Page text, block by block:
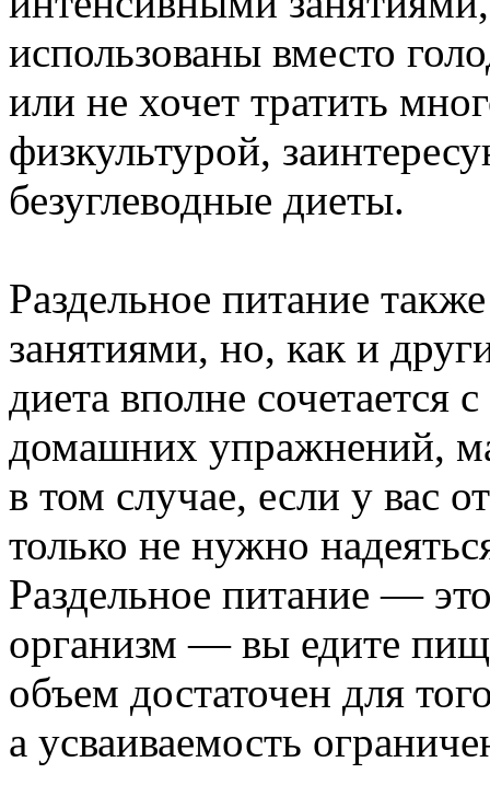
использованы вместо
или не хочет тратить
физкультурой,
безуглеводные диеты.
Раздельное питание
занятиями, но, как и
диета вполне сочетается
домашних упражнений,
в том случае, если у вас
только не нужно
Раздельное питание —
организм — вы едите
объем достаточен для
а усваиваемость